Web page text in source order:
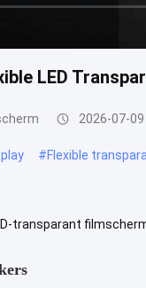
LED
2026-07-09
#Flexible
transparant